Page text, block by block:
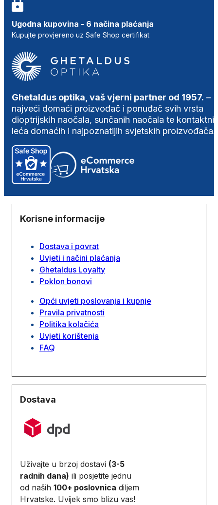
Ugodna kupovina - 6 načina plaćanja
Kupujte provjereno uz Safe Shop certifikat
Ghetaldus optika, vaš vjerni partner od 1957. –
najveći domaći proizvođač i ponuđač svih vrsta
dioptrijskih naočala, sunčanih naočala te
leća domaćih i najpoznatijih svjetskih proizvođača.
Korisne informacije
Dostava i povrat
Uvjeti i načini plaćanja
Ghetaldus Loyalty
Poklon bonovi
Opći uvjeti poslovanja i kupnje
Pravila privatnosti
Politika kolačića
Uvjeti korištenja
FAQ
Dostava
Uživajte u brzoj dostavi (3-5
radnih dana) ili posjetite jednu
od naših 100+ poslovnica diljem
Hrvatske. Uvijek smo blizu vas!